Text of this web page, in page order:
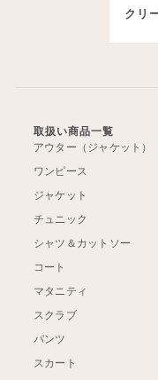
クリ
取扱い商品一覧
アウター（ジャケット）
ワンピース
ジャケット
チュニック
シャツ＆カットソー
コート
マタニティ
スクラブ
パンツ
スカート